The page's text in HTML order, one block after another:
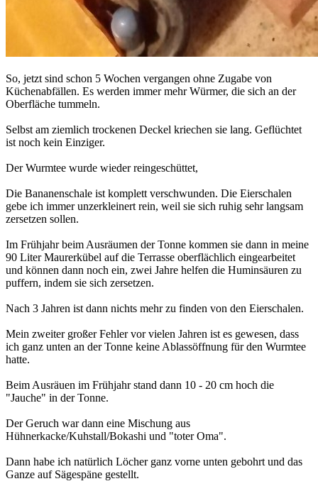
So, jetzt sind schon 5 Wochen vergangen ohne Zugabe von
Küchenabfällen. Es werden immer mehr Würmer, die sich an der
Oberfläche tummeln.
Selbst am ziemlich trockenen Deckel kriechen sie lang. Geflüchtet
ist noch kein Einziger.
Der Wurmtee wurde wieder reingeschüttet,
Die Bananenschale ist komplett verschwunden. Die Eierschalen
gebe ich immer unzerkleinert rein, weil sie sich ruhig sehr langsam
zersetzen sollen.
Im Frühjahr beim Ausräumen der Tonne kommen sie dann in meine
90 Liter Maurerkübel auf die Terrasse oberflächlich eingearbeitet
und können dann noch ein, zwei Jahre helfen die Huminsäuren zu
puffern, indem sie sich zersetzen.
Nach 3 Jahren ist dann nichts mehr zu finden von den Eierschalen.
Mein zweiter großer Fehler vor vielen Jahren ist es gewesen, dass
ich ganz unten an der Tonne keine Ablassöffnung für den Wurmtee
hatte.
Beim Ausräuen im Frühjahr stand dann 10 - 20 cm hoch die
"Jauche" in der Tonne.
Der Geruch war dann eine Mischung aus
Hühnerkacke/Kuhstall/Bokashi und "toter Oma".
Dann habe ich natürlich Löcher ganz vorne unten gebohrt und das
Ganze auf Sägespäne gestellt.